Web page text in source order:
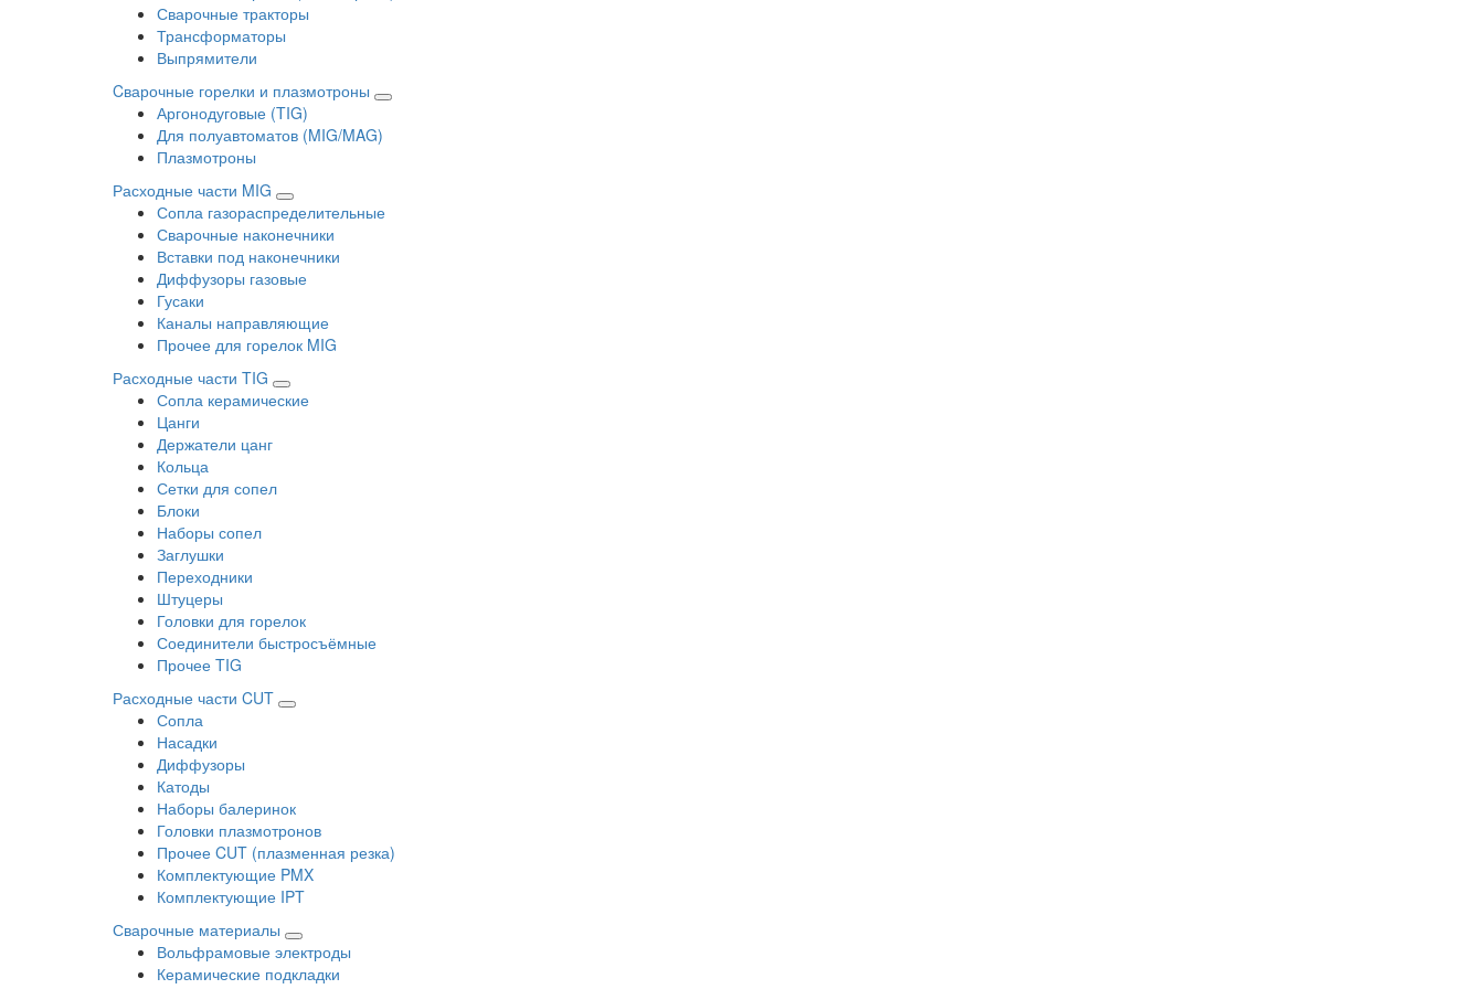
Сварочные тракторы
Трансформаторы
Выпрямители
Cварочные горелки и плазмотроны
Аргонодуговые (TIG)
Для полуавтоматов (MIG/MAG)
Плазмотроны
Расходные части MIG
Сопла газораспределительные
Сварочные наконечники
Вставки под наконечники
Диффузоры газовые
Гусаки
Каналы направляющие
Прочее для горелок MIG
Расходные части TIG
Сопла керамические
Цанги
Держатели цанг
Кольца
Сетки для сопел
Блоки
Наборы сопел
Заглушки
Переходники
Штуцеры
Головки для горелок
Соединители быстросъёмные
Прочее TIG
Расходные части CUT
Сопла
Насадки
Диффузоры
Катоды
Наборы балеринок
Головки плазмотронов
Прочее CUT (плазменная резка)
Комплектующие PMX
Комплектующие IPT
Сварочные материалы
Вольфрамовые электроды
Керамические подкладки